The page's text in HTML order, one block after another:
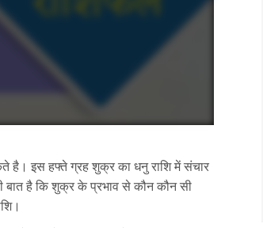
है। इस हफ्ते ग्रह शुक्र का धनु राशि में संचार
बात है कि शुक्र के प्रभाव से कौन कौन सी